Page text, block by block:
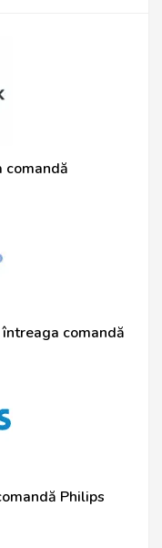
comandă
comandă
Philips